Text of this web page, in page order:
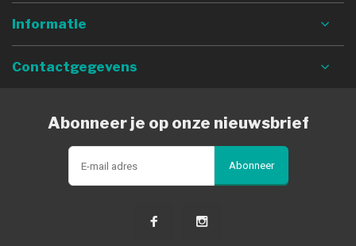
Informatie
Contactgegevens
Abonneer je op onze nieuwsbrief
Abonneer